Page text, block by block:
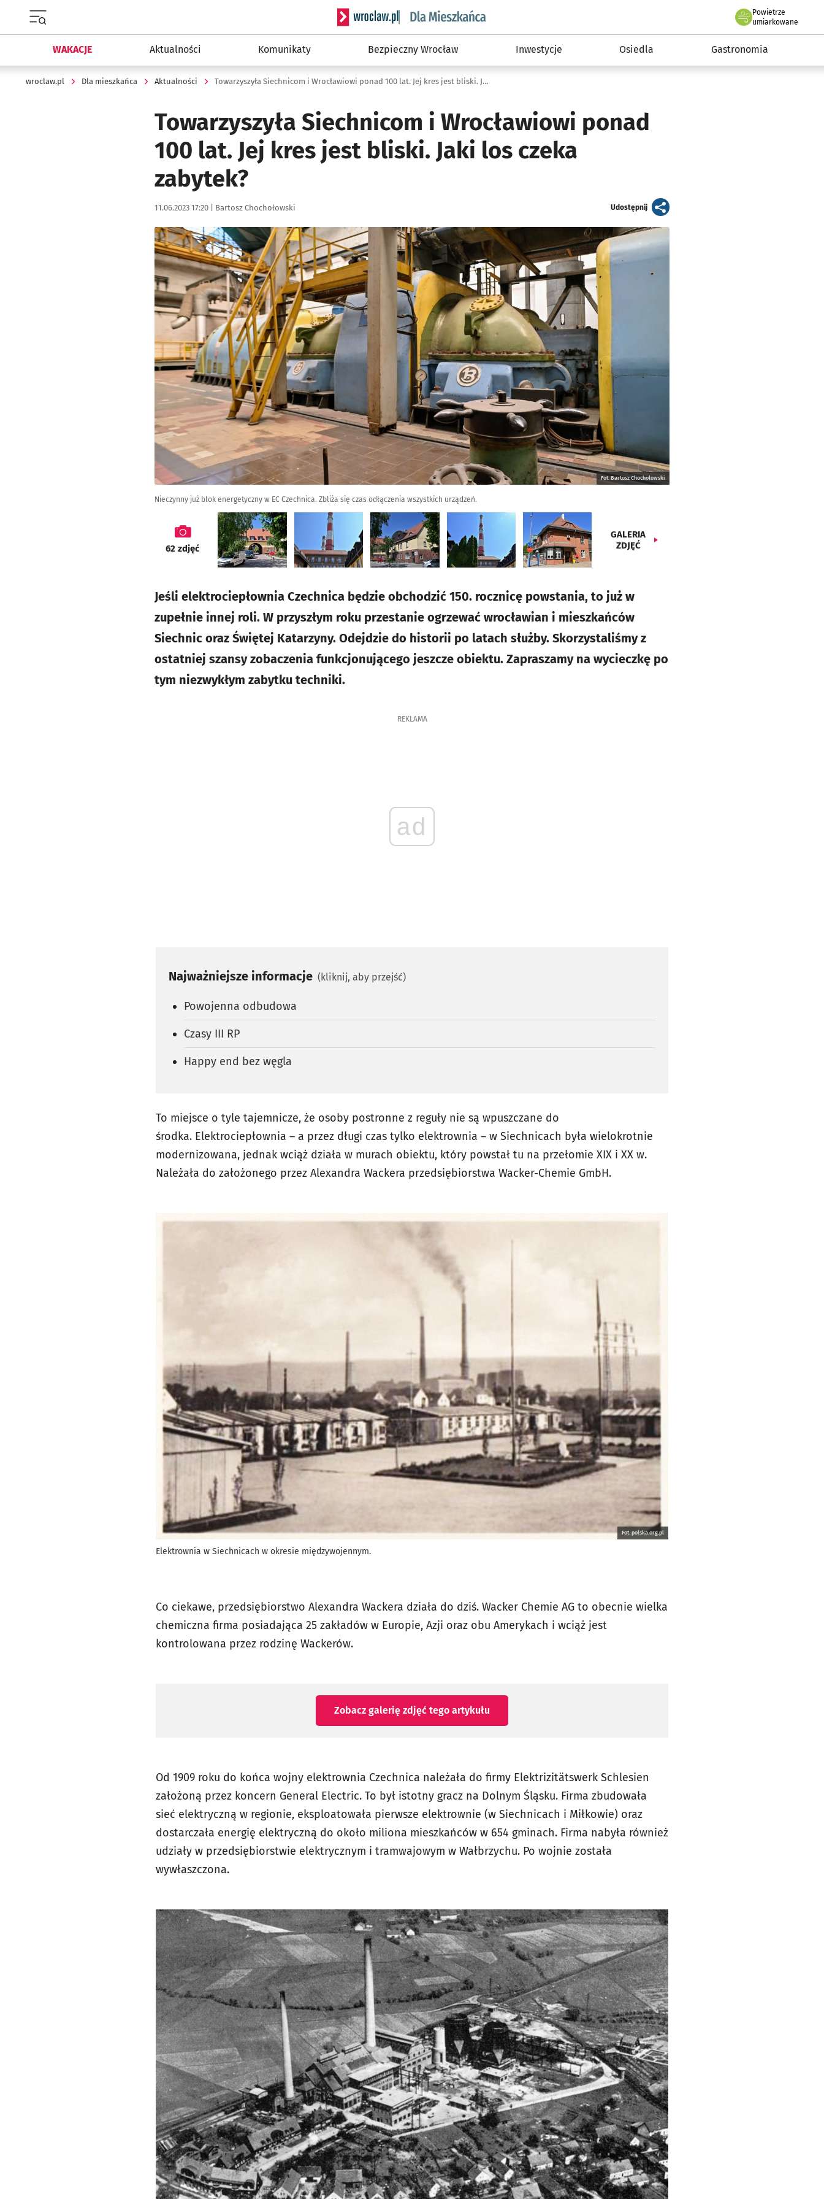
Serwis informacyjny wroclaw.pl podserwis: Dla mieszkańca
Powietrze
we Wrocławiu
umiarkowane
WAKACJE Aktualności Komunikaty Bezpieczny Wrocław Inwestycje Osiedla Gastronomia
wroclaw.pl Dla mieszkańca Aktualności Towarzyszyła Siechnicom i Wrocławiowi ponad 100 lat. Jej kres jest bliski. Jaki los czeka zabytek?
Towarzyszyła Siechnicom i Wrocławiowi ponad
100 lat. Jej kres jest bliski. Jaki los czeka
zabytek?
Data publikacji:
11.06.2023 17:20 | Autor:
Bartosz Chochołowski Udostępnijartykuł
Kliknij, aby zobaczyć galerię
Fot. Bartosz Chochołowski
Nieczynny już blok energetyczny w EC Czechnica. Zbliża się czas odłączenia wszystkich urządzeń.
galeria
62 zdjęć
GALERIA
ZDJĘĆ
Jeśli elektrociepłownia Czechnica będzie obchodzić 150. rocznicę powstania, to już w
zupełnie innej roli. W przyszłym roku przestanie ogrzewać wrocławian i mieszkańców
Siechnic oraz Świętej Katarzyny. Odejdzie do historii po latach służby. Skorzystaliśmy z
ostatniej szansy zobaczenia funkcjonującego jeszcze obiektu. Zapraszamy na wycieczkę po
tym niezwykłym zabytku techniki.
REKLAMA
ad
Najważniejsze informacje (kliknij, aby przejść)
Powojenna odbudowa
Czasy III RP
Happy end bez węgla
To miejsce o tyle tajemnicze, że osoby postronne z reguły nie są wpuszczane do
środka. Elektrociepłownia – a przez długi czas tylko elektrownia – w Siechnicach była wielokrotnie
modernizowana, jednak wciąż działa w murach obiektu, który powstał tu na przełomie XIX i XX w.
Należała do założonego przez Alexandra Wackera przedsiębiorstwa Wacker-Chemie GmbH.
Fot. polska.org.pl
Elektrownia w Siechnicach w okresie międzywojennym.
Co ciekawe, przedsiębiorstwo Alexandra Wackera działa do dziś. Wacker Chemie AG to obecnie wielka
chemiczna firma posiadająca 25 zakładów w Europie, Azji oraz obu Amerykach i wciąż jest
kontrolowana przez rodzinę Wackerów.
Zobacz galerię zdjęć tego artykułu
Od 1909 roku do końca wojny elektrownia Czechnica należała do firmy Elektrizitätswerk Schlesien
założoną przez koncern General Electric. To był istotny gracz na Dolnym Śląsku. Firma zbudowała
sieć elektryczną w regionie, eksploatowała pierwsze elektrownie (w Siechnicach i Miłkowie) oraz
dostarczała energię elektryczną do około miliona mieszkańców w 654 gminach. Firma nabyła również
udziały w przedsiębiorstwie elektrycznym i tramwajowym w Wałbrzychu. Po wojnie została
wywłaszczona.